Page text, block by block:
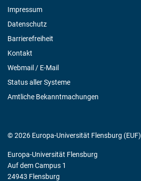
Impressum
Datenschutz
Barrierefreiheit
Kontakt
Webmail / E-Mail
Status aller Systeme
Amtliche Bekanntmachungen
© 2026 Europa-Universität Flensburg (EUF)
Europa-Universität Flensburg
Auf dem Campus 1
24943 Flensburg